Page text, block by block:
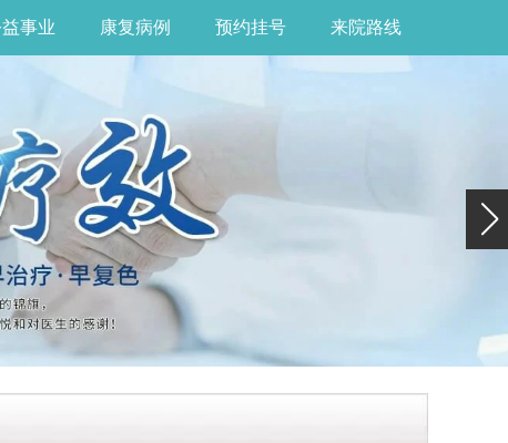
事业 康复病例 预约挂号 来院路线